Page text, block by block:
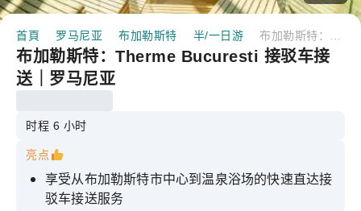
首頁 罗马尼亚 布加勒斯特 半/一日游
布加勒斯特：Therme Bucuresti 接驳车接
送｜罗马尼亚
时程 6 小时
亮点
享受从布加勒斯特市中心到温泉浴场的快速直达接
驳车接送服务